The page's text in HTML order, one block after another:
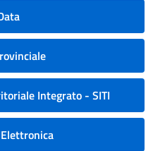
Integrato - SITI